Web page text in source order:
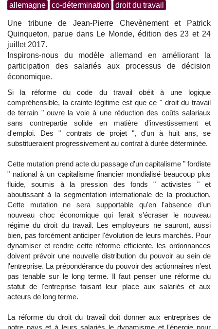
allemagne co-détermination droit du travail
Une tribune de Jean-Pierre Chevènement et Patrick
Quinqueton, parue dans Le Monde, édition des 23 et 24
juillet 2017.
Inspirons-nous du modèle allemand en améliorant la
participation des salariés aux processus de décision
économique.
Si la réforme du code du travail obéit à une logique
compréhensible, la crainte légitime est que ce " droit du travail
de terrain " ouvre la voie à une réduction des coûts salariaux
sans contrepartie solide en matière d'investissement et
d'emploi. Des " contrats de projet ", d'un à huit ans, se
substitueraient progressivement au contrat à durée déterminée.
Cette mutation prend acte du passage d'un capitalisme " fordiste
" national à un capitalisme financier mondialisé beaucoup plus
fluide, soumis à la pression des fonds " activistes " et
aboutissant à la segmentation internationale de la production.
Cette mutation ne sera supportable qu'en l'absence d'un
nouveau choc économique qui ferait s'écraser le nouveau
régime du droit du travail. Les employeurs ne sauront, aussi
bien, pas forcément anticiper l'évolution de leurs marchés. Pour
dynamiser et rendre cette réforme efficiente, les ordonnances
doivent prévoir une nouvelle distribution du pouvoir au sein de
l'entreprise. La prépondérance du pouvoir des actionnaires n'est
pas tenable sur le long terme. Il faut penser une réforme du
statut de l'entreprise faisant leur place aux salariés et aux
acteurs de long terme.
La réforme du droit du travail doit donner aux entreprises de
notre pays et à leurs salariés le dynamisme et l'énergie pour